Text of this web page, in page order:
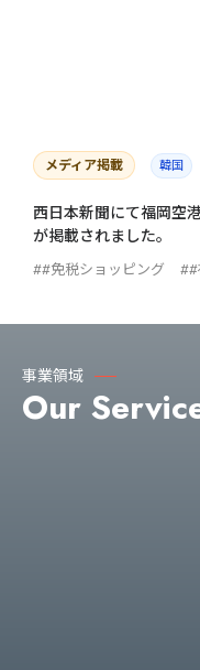
メディア掲載 韓国
西日本新聞にて福岡空
が掲載されました。
#免税ショッピング
事業領域
Our